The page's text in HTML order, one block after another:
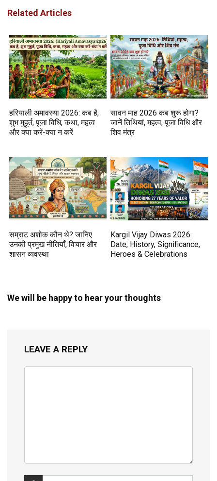
Related Articles
हरियाली अमावस्या 2026: कब है,
शुभ मुहूर्त, पूजा विधि, कथा, महत्व
और क्या करें-क्या न करें
सावन माह 2026 कब शुरू होगा?
जानें तिथियां, महत्व, पूजा विधि और
शिव मंत्र
सम्राट अशोक कौन थे? जानिए
उनकी प्रमुख नीतियाँ, विचार और
शासन व्यवस्था
Kargil Vijay Diwas 2026:
Date, History, Significance,
Heroes & Celebrations
We will be happy to hear your thoughts
LEAVE A REPLY